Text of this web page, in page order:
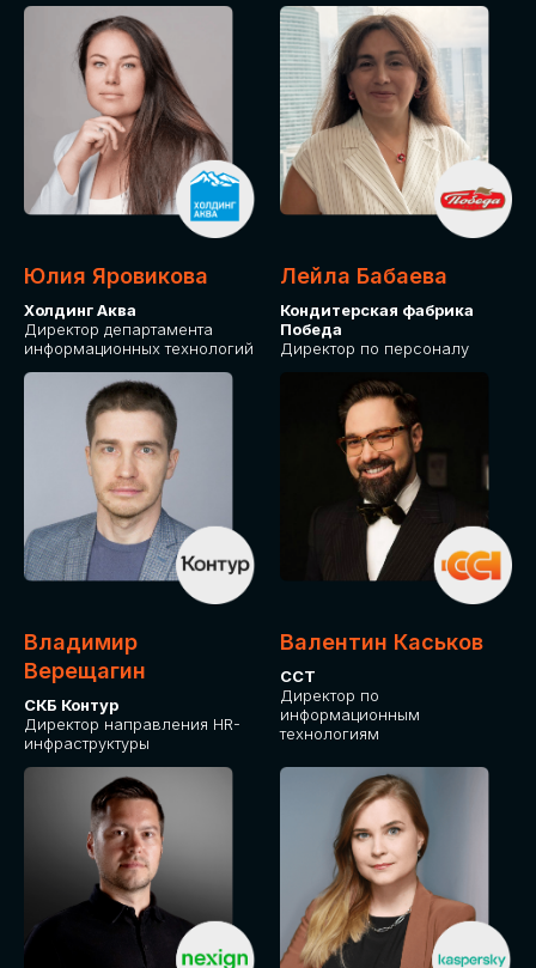
Юлия Яровикова
Холдинг Аква
Директор департамента
информационных технологий
Лейла Бабаева
Кондитерская фабрика
Победа
Директор по персоналу
Владимир
Верещагин
СКБ Контур
Директор направления HR-
инфраструктуры
Валентин Каськов
ССТ
Директор по
информационным
технологиям
ДЛЯ ОПЛАТЫ БИЛЕТОВ
ОТ ФИЗИЧЕСКОГО ЛИЦА